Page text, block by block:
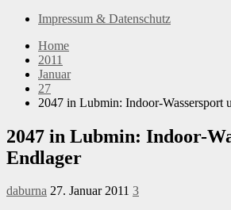
Impressum & Datenschutz
Home
2011
Januar
27
2047 in Lubmin: Indoor-Wassersport
2047 in Lubmin: Indoor-
Endlager
daburna 27. Januar 2011 3